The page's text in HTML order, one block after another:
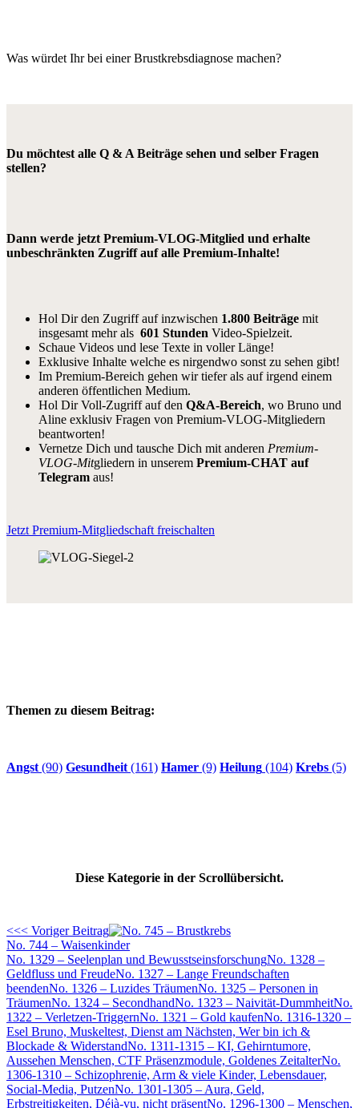
Was würdet Ihr bei einer Brustkrebsdiagnose machen?
Du möchtest alle Q & A Beiträge sehen und selber Fragen
stellen?
Dann werde jetzt Premium-VLOG-Mitglied und erhalte
unbeschränkten Zugriff auf alle Premium-Inhalte!
Hol Dir den Zugriff auf inzwischen 1.800 Beiträge mit
insgesamt mehr als 601 Stunden Video-Spielzeit.
Schaue Videos und lese Texte in voller Länge!
Exklusive Inhalte welche es nirgendwo sonst zu sehen gibt!
Im Premium-Bereich gehen wir tiefer als auf irgend einem
anderen öffentlichen Medium.
Hol Dir Voll-Zugriff auf den Q&A-Bereich, wo Bruno und
Aline exklusiv Fragen von Premium-VLOG-Mitgliedern
beantworten!
Vernetze Dich und tausche Dich mit anderen Premium-
VLOG-Mitgliedern in unserem Premium-CHAT auf
Telegram aus!
Jetzt Premium-Mitgliedschaft freischalten
Themen zu diesem Beitrag:
Angst (90) Gesundheit (161) Hamer (9) Heilung (104) Krebs (5)
Diese Kategorie in der Scrollübersicht.
<<< Voriger Beitrag
No. 744 – Waisenkinder
No. 1329 – Seelenplan und BewusstseinsforschungNo. 1328 –
Geldfluss und FreudeNo. 1327 – Lange Freundschaften
beendenNo. 1326 – Luzides TräumenNo. 1325 – Personen in
TräumenNo. 1324 – SecondhandNo. 1323 – Naivität-DummheitNo.
1322 – Verletzen-TriggernNo. 1321 – Gold kaufenNo. 1316-1320 –
Esel Bruno, Muskeltest, Dienst am Nächsten, Wer bin ich &
Blockade & WiderstandNo. 1311-1315 – KI, Gehirntumore,
Aussehen Menschen, CTF Präsenzmodule, Goldenes ZeitalterNo.
1306-1310 – Schizophrenie, Arm & viele Kinder, Lebensdauer,
Social-Media, PutzenNo. 1301-1305 – Aura, Geld,
Erbstreitigkeiten, Déjà-vu, nicht präsentNo. 1296-1300 – Menschen,